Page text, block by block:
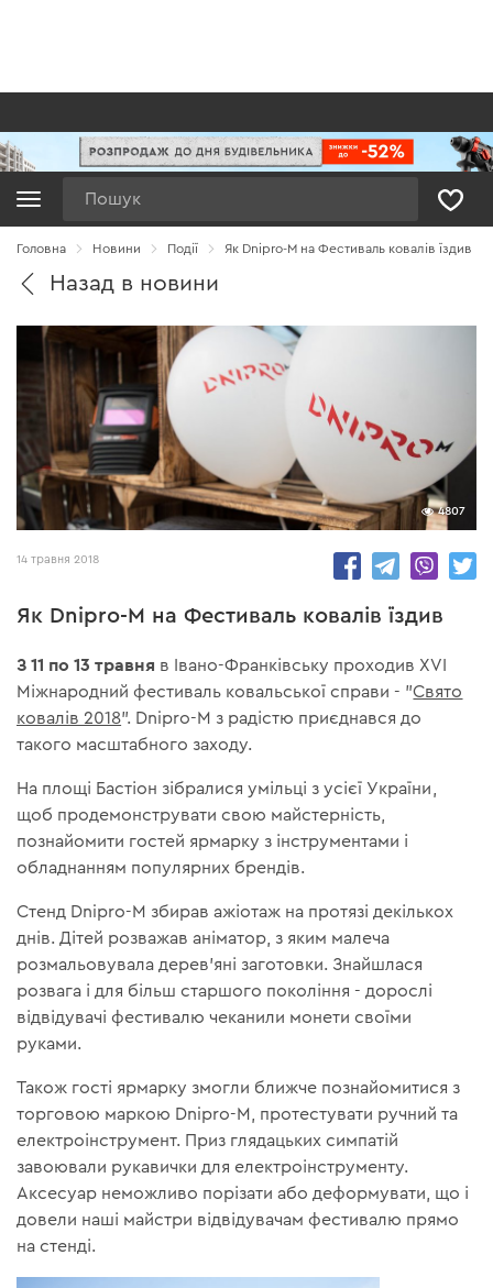
Головна Новини Події Як Dnipro-M на Фестиваль ковалів їздив
Назад в новини
4807
14 травня 2018
Як Dnipro-M на Фестиваль ковалів їздив
З 11 по 13 травня в Івано-Франківську проходив XVI
Міжнародний фестиваль ковальської справи - "Свято
ковалів 2018". Dnipro-M з радістю приєднався до
такого масштабного заходу.
На площі Бастіон зібралися умільці з усієї України,
щоб продемонструвати свою майстерність,
познайомити гостей ярмарку з інструментами і
обладнанням популярних брендів.
Стенд Dnipro-M збирав ажіотаж на протязі декількох
днів. Дітей розважав аніматор, з яким малеча
розмальовувала дерев'яні заготовки. Знайшлася
розвага і для більш старшого покоління - дорослі
відвідувачі фестивалю чеканили монети своїми
руками.
Також гості ярмарку змогли ближче познайомитися з
торговою маркою Dnipro-M, протестувати ручний та
електроінструмент. Приз глядацьких симпатій
завоювали рукавички для електроінструменту.
Аксесуар неможливо порізати або деформувати, що і
довели наші майстри відвідувачам фестивалю прямо
на стенді.